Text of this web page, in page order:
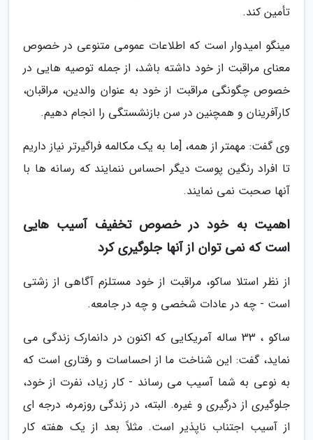
تأمین کند.
مینگو امیدوار است که اطلاعات عمومی متنوعی در خصوص
معنای مراقبت از خود داشته باشد، از جمله توصیه هایی در
خصوص چگونگی مراقبت از خود به عنوان والدین، مراقبان،
کارآفرینان و همچنین در سن بازنشستگی را انجام دهیم.
وی گفت: مهمتر از همه، [ما به یک مکالمه فراگیرتر نیاز داریم
تا افراد رنگین پوست دیگر احساس ننمایند که رسانه ها با
آنها صحبت نمی نمایند.
اهمیت به خود در خصوص تخفیف آسیب هایی
است که نمی توان از آنها جلوگیری کرد
از نظر استلا ساکو، مراقبت از خود مستلزم آگاهی از زشتی
است - چه در عادات شخصی و چه در جامعه.
ساکو ، 33 ساله آمریکایی که اکنون در دانمارک زندگی می
نماید، گفت: این شناخت ما از احساسات و رفتاری است که
به نوعی به شما آسیب می رساند - کار زیاد، نفرت از خود،
جلوگیری از درگیری و غیره. البته، در زندگی روزمره، درجه ای
از آسیب اجتناب ناپذیر است. مثلاً بعد از یک هفته کار